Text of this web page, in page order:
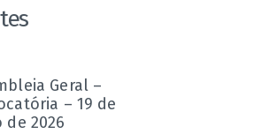
Geral –
– 19 de
de 2026